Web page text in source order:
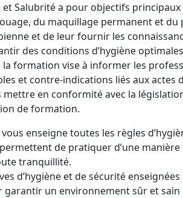
Salubrité a pour objectifs principaux
du maquillage permanent et du
et de leur fournir les
des conditions d’hygiène
formation vise à informer les
et contre-indications liés aux actes
mettre en conformité avec la
de formation.
enseigne toutes les règles
de pratiquer d’une manière
tranquillité.
d’hygiène et de sécurité
garantir un environnement sûr et sain